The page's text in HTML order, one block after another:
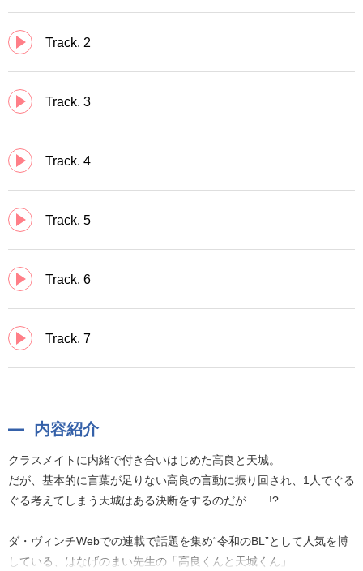
Track. 2
Track. 3
Track. 4
Track. 5
Track. 6
Track. 7
内容紹介
クラスメイトに内緒で付き合いはじめた高良と天城。
だが、基本的に言葉が足りない高良の言動に振り回され、1人でぐる
ぐる考えてしまう天城はある決断をするのだが……!?
ダ・ヴィンチWebでの連載で話題を集め“令和のBL”として人気を博
している、はなげのまい先生の「高良くんと天城くん」